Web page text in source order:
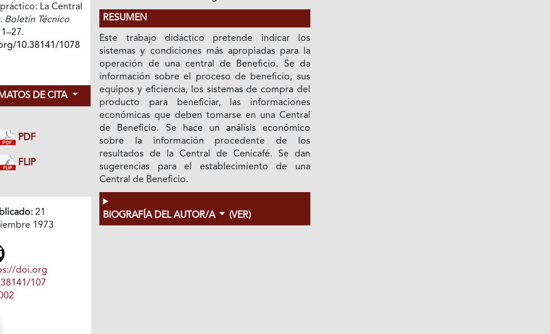
La Central
Boletín Técnico
10.38141/1078
DE CITA
PDF
FLIP
21
1973
doi.org
107
RESUMEN
Este trabajo didáctico pretende indicar los
sistemas y condiciones más apropiadas para la
operación de una central de Beneficio. Se da
información sobre el proceso de beneficio, sus
equipos y eficiencia, los sistemas de compra del
producto para beneficiar, las informaciones
económicas que deben tomarse en una Central
de Beneficio. Se hace un análisis económico
sobre la información procedente de los
resultados de la Central de Cenicafé. Se dan
sugerencias para el establecimiento de una
Central de Beneficio.
BIOGRAFÍA DEL AUTOR/A (VER)